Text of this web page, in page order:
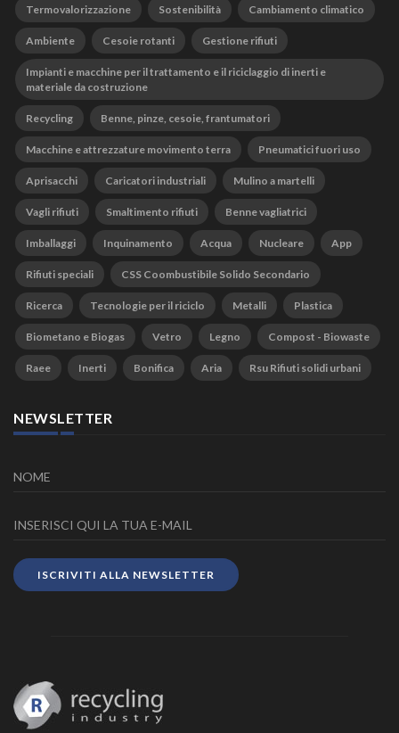
Termovalorizzazione Sostenibilità Cambiamento climatico
Ambiente Cesoie rotanti Gestione rifiuti
Impianti e macchine per il trattamento e il riciclaggio di inerti e
materiale da costruzione
Recycling Benne, pinze, cesoie, frantumatori
Macchine e attrezzature movimento terra Pneumatici fuori uso
Aprisacchi Caricatori industriali Mulino a martelli
Vagli rifiuti Smaltimento rifiuti Benne vagliatrici
Imballaggi Inquinamento Acqua Nucleare App
Rifiuti speciali CSS Coombustibile Solido Secondario
Ricerca Tecnologie per il riciclo Metalli Plastica
Biometano e Biogas Vetro Legno Compost - Biowaste
Raee Inerti Bonifica Aria Rsu Rifiuti solidi urbani
NEWSLETTER
ISCRIVITI ALLA NEWSLETTER